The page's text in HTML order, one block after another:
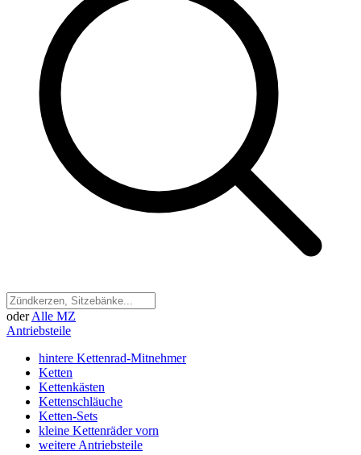
oder Alle MZ
Antriebsteile
hintere Kettenrad-Mitnehmer
Ketten
Kettenkästen
Kettenschläuche
Ketten-Sets
kleine Kettenräder vorn
weitere Antriebsteile